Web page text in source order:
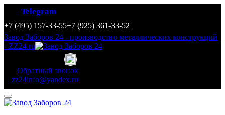
+7 (495) 157-33-55+7 (925) 361-33-52
Завод Заборов 24 - производство металлических конструкций
- ZZ24.ru
Telegram
Обратный звонок
zz24info@yandex.ru